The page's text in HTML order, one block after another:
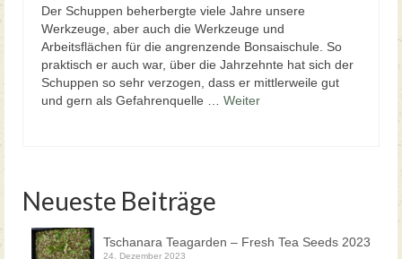
Der Schuppen beherbergte viele Jahre unsere
Werkzeuge, aber auch die Werkzeuge und
Arbeitsflächen für die angrenzende Bonsaischule. So
praktisch er auch war, über die Jahrzehnte hat sich der
Schuppen so sehr verzogen, dass er mittlerweile gut
und gern als Gefahrenquelle … Weiter
Neueste Beiträge
Tschanara Teagarden – Fresh Tea Seeds 2023
24. Dezember 2023